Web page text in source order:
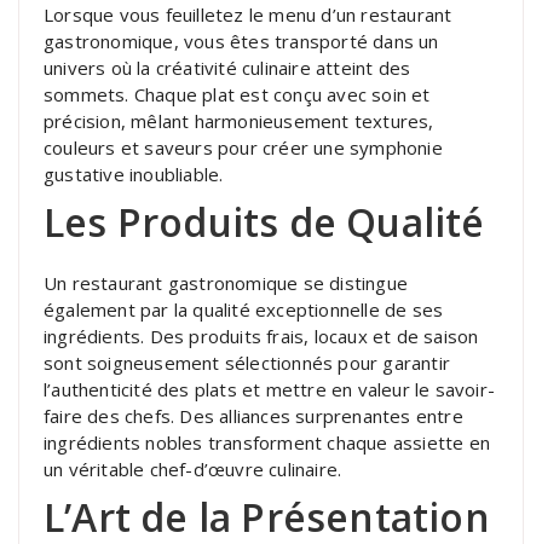
Lorsque vous feuilletez le menu d’un restaurant
gastronomique, vous êtes transporté dans un
univers où la créativité culinaire atteint des
sommets. Chaque plat est conçu avec soin et
précision, mêlant harmonieusement textures,
couleurs et saveurs pour créer une symphonie
gustative inoubliable.
Les Produits de Qualité
Un restaurant gastronomique se distingue
également par la qualité exceptionnelle de ses
ingrédients. Des produits frais, locaux et de saison
sont soigneusement sélectionnés pour garantir
l’authenticité des plats et mettre en valeur le savoir-
faire des chefs. Des alliances surprenantes entre
ingrédients nobles transforment chaque assiette en
un véritable chef-d’œuvre culinaire.
L’Art de la Présentation